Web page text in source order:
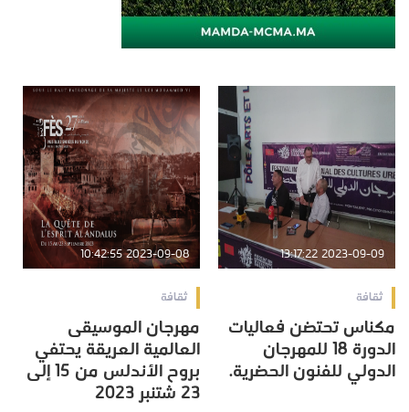
2023-09-09 13:17:22
ثقافة
مكناس تحتضن فعاليات
الدورة 18 للمهرجان
الدولي للفنون الحضرية.
2023-09-08 10:42:55
ثقافة
مهرجان الموسيقى
العالمية العريقة يحتفي
بروح الأندلس من 15 إلى
23 شتنبر 2023